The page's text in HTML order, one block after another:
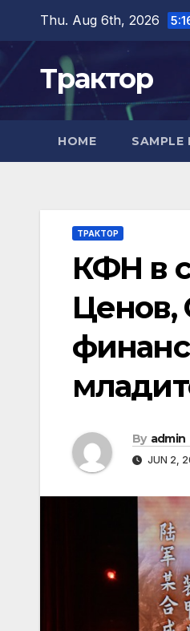
content
Thu. Aug 6th, 2026
Трактор
HOME SAMPLE
ТРАКТОР
КФН в
Ценов,
By admin
JUN 2,